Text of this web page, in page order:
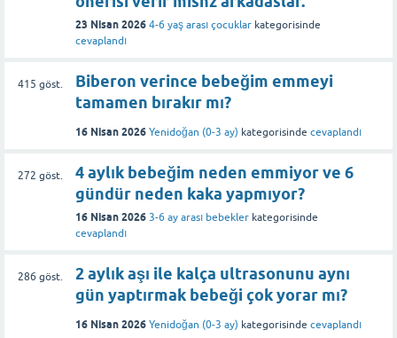
23 Nisan 2026 4-6 yaş arası çocuklar kategorisinde
cevaplandı
415 göst.
Biberon verince bebeğim emmeyi
tamamen bırakır mı?
16 Nisan 2026 Yenidoğan (0-3 ay) kategorisinde cevaplandı
272 göst.
4 aylık bebeğim neden emmiyor ve 6
gündür neden kaka yapmıyor?
16 Nisan 2026 3-6 ay arası bebekler kategorisinde
cevaplandı
286 göst.
2 aylık aşı ile kalça ultrasonunu aynı
gün yaptırmak bebeği çok yorar mı?
16 Nisan 2026 Yenidoğan (0-3 ay) kategorisinde cevaplandı